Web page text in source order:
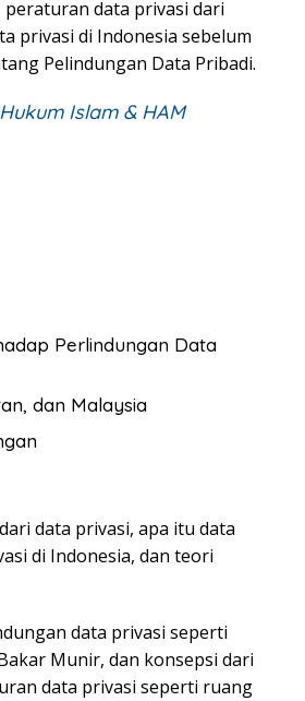
data privasi dari
privasi di Indonesia sebelum
Pelindungan Data Pribadi.
Islam & HAM
Perlindungan Data
dan Malaysia
data privasi, apa itu data
di Indonesia, dan teori
data privasi seperti
Munir, dan konsepsi dari
data privasi seperti ruang